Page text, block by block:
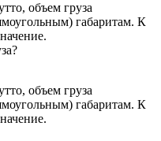
объем груза
габаритам. К
объем груза
габаритам. К